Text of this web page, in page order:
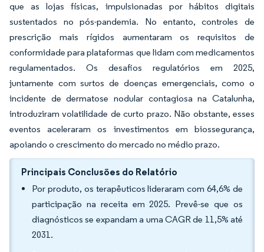
que as lojas físicas, impulsionadas por hábitos digitais
sustentados no pós-pandemia. No entanto, controles de
prescrição mais rígidos aumentaram os requisitos de
conformidade para plataformas que lidam com medicamentos
regulamentados. Os desafios regulatórios em 2025,
juntamente com surtos de doenças emergenciais, como o
incidente de dermatose nodular contagiosa na Catalunha,
introduziram volatilidade de curto prazo. Não obstante, esses
eventos aceleraram os investimentos em biossegurança,
apoiando o crescimento do mercado no médio prazo.
Principais Conclusões do Relatório
Por produto, os terapêuticos lideraram com 64,6% de
participação na receita em 2025. Prevê-se que os
diagnósticos se expandam a uma CAGR de 11,5% até
2031.